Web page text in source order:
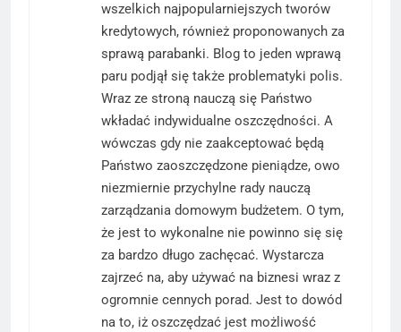
wszelkich najpopularniejszych tworów
kredytowych, również proponowanych za
sprawą parabanki. Blog to jeden wprawą
paru podjął się także problematyki polis.
Wraz ze stroną nauczą się Państwo
wkładać indywidualne oszczędności. A
wówczas gdy nie zaakceptować będą
Państwo zaoszczędzone pieniądze, owo
niezmiernie przychylne rady nauczą
zarządzania domowym budżetem. O tym,
że jest to wykonalne nie powinno się się
za bardzo długo zachęcać. Wystarcza
zajrzeć na, aby używać na biznesi wraz z
ogromnie cennych porad. Jest to dowód
na to, iż oszczędzać jest możliwość